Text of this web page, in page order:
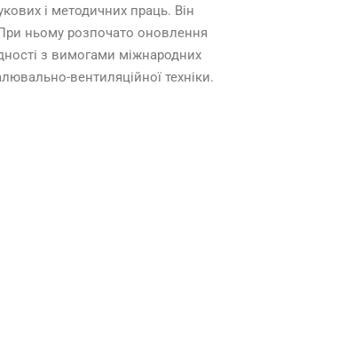
і методичних праць. Він
При ньому розпочато оновлення
з вимогами міжнародних
вентиляційної техніки.